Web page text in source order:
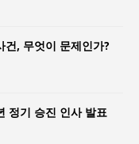
건, 무엇이 문제인가?
정기 승진 인사 발표